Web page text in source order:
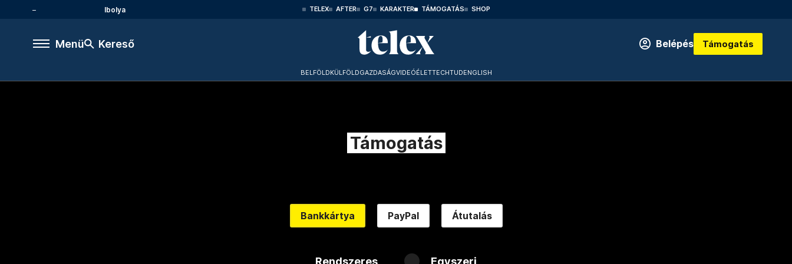
Ibolya TELEX AFTER G7 KARAKTER TÁMOGATÁS SHOP
Menü Kereső Belépés Támogatás
BELFÖLDKÜLFÖLDGAZDASÁGVIDEÓÉLETTECHTUDENGLISH
Támogatás
Bankkártya PayPal Átutalás
Rendszeres Egyszeri